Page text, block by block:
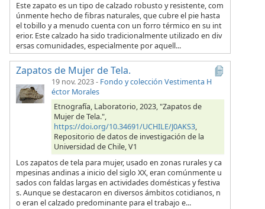
Este zapato es un tipo de calzado robusto y resistente, com
únmente hecho de fibras naturales, que cubre el pie hasta
el tobillo y a menudo cuenta con un forro térmico en su int
erior. Este calzado ha sido tradicionalmente utilizado en div
ersas comunidades, especialmente por aquell...
Zapatos de Mujer de Tela.
19 nov. 2023- Fondo y colección Vestimenta H
éctor Morales
Etnografía, Laboratorio, 2023, "Zapatos de
Mujer de Tela.",
https://doi.org/10.34691/UCHILE/J0AKS3,
Repositorio de datos de investigación de la
Universidad de Chile, V1
Los zapatos de tela para mujer, usado en zonas rurales y ca
mpesinas andinas a inicio del siglo XX, eran comúnmente u
sados con faldas largas en actividades domésticas y festiva
s. Aunque se destacaron en diversos ámbitos cotidianos, n
o eran el calzado predominante para el trabajo e...